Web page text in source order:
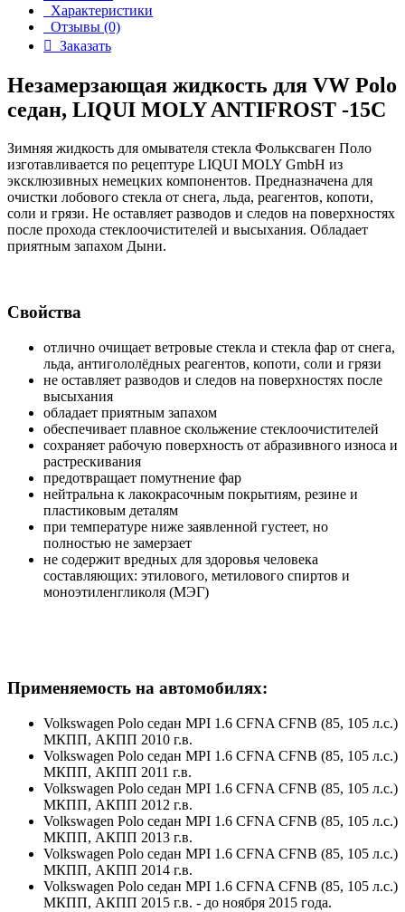
Характеристики
Отзывы (0)
Заказать
Незамерзающая жидкость для VW Polo
седан, LIQUI MOLY ANTIFROST -15С
Зимняя жидкость для омывателя стекла Фольксваген Поло
изготавливается по рецептуре LIQUI MOLY GmbH из
эксклюзивных немецких компонентов. Предназначена для
очистки лобового стекла от снега, льда, реагентов, копоти,
соли и грязи. Не оставляет разводов и следов на поверхностях
после прохода стеклоочистителей и высыхания. Обладает
приятным запахом Дыни.
Свойства
отлично очищает ветровые стекла и стекла фар от снега,
льда, антигололёдных реагентов, копоти, соли и грязи
не оставляет разводов и следов на поверхностях после
высыхания
обладает приятным запахом
обеспечивает плавное скольжение стеклоочистителей
сохраняет рабочую поверхность от абразивного износа и
растрескивания
предотвращает помутнение фар
нейтральна к лакокрасочным покрытиям, резине и
пластиковым деталям
при температуре ниже заявленной густеет, но
полностью не замерзает
не содержит вредных для здоровья человека
составляющих: этилового, метилового спиртов и
моноэтиленгликоля (МЭГ)
Применяемость на автомобилях:
Volkswagen Polo седан MPI 1.6 CFNA CFNB (85, 105 л.с.)
МКПП, АКПП 2010 г.в.
Volkswagen Polo седан MPI 1.6 CFNA CFNB (85, 105 л.с.)
МКПП, АКПП 2011 г.в.
Volkswagen Polo седан MPI 1.6 CFNA CFNB (85, 105 л.с.)
МКПП, АКПП 2012 г.в.
Volkswagen Polo седан MPI 1.6 CFNA CFNB (85, 105 л.с.)
МКПП, АКПП 2013 г.в.
Volkswagen Polo седан MPI 1.6 CFNA CFNB (85, 105 л.с.)
МКПП, АКПП 2014 г.в.
Volkswagen Polo седан MPI 1.6 CFNA CFNB (85, 105 л.с.)
МКПП, АКПП 2015 г.в. - до ноября 2015 года.